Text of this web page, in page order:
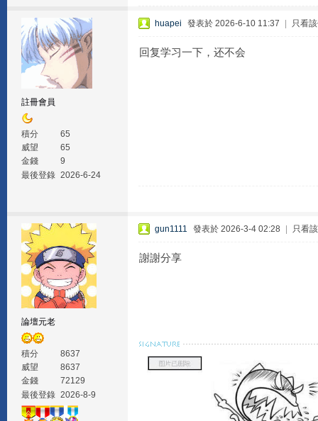
註冊會員
積分
65
威望
65
金錢
9
最後登錄 2026-6-24
huapei 發表於 2026-6-10 11:37 只看
回复学习一下，还不会
論壇元老
積分
8637
威望
8637
金錢
72129
最後登錄 2026-8-9
gun1111 發表於 2026-3-4 02:28 只看
謝謝分享